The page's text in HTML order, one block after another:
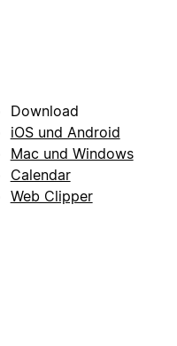
Download
iOS und Android
Mac und Windows
Calendar
Web Clipper